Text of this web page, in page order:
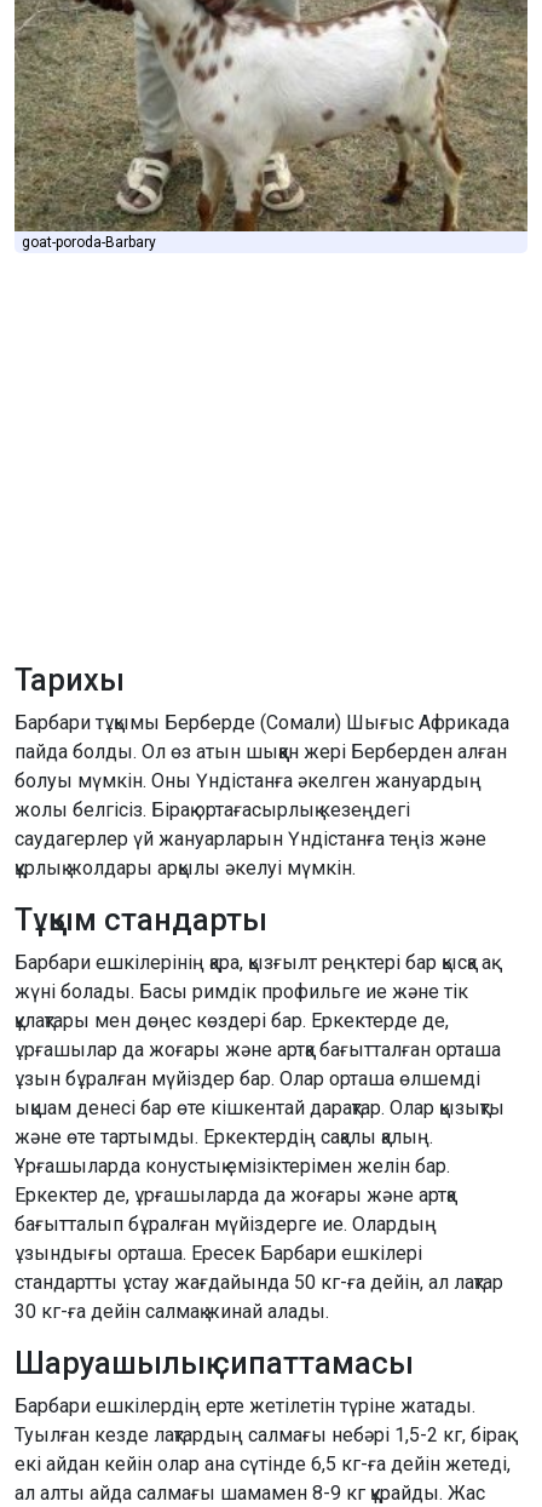
goat-poroda-Barbary
Тарихы
Барбари тұқымы Берберде (Сомали) Шығыс Африкада
пайда болды. Ол өз атын шыққан жері Берберден алған
болуы мүмкін. Оны Үндістанға әкелген жануардың
жолы белгісіз. Бірақ ортағасырлық кезеңдегі
саудагерлер үй жануарларын Үндістанға теңіз және
құрлық жолдары арқылы әкелуі мүмкін.
Тұқым стандарты
Барбари ешкілерінің қара, қызғылт реңктері бар қысқа ақ
жүні болады. Басы римдік профильге ие және тік
құлақтары мен дөңес көздері бар. Еркектерде де,
ұрғашылар да жоғары және артқа бағытталған орташа
ұзын бұралған мүйіздер бар. Олар орташа өлшемді
ықшам денесі бар өте кішкентай дарақтар. Олар қызықты
және өте тартымды. Еркектердің сақалы қалың.
Ұрғашыларда конустық емізіктерімен желін бар.
Еркектер де, ұрғашыларда да жоғары және артқа
бағытталып бұралған мүйіздерге ие. Олардың
ұзындығы орташа. Ересек Барбари ешкілері
стандартты ұстау жағдайында 50 кг-ға дейін, ал лақтар
30 кг-ға дейін салмақ жинай алады.
Шаруашылық сипаттамасы
Барбари ешкілердің ерте жетілетін түріне жатады.
Туылған кезде лақтардың салмағы небәрі 1,5-2 кг, бірақ
екі айдан кейін олар ана сүтінде 6,5 кг-ға дейін жетеді,
ал алты айда салмағы шамамен 8-9 кг құрайды. Жас